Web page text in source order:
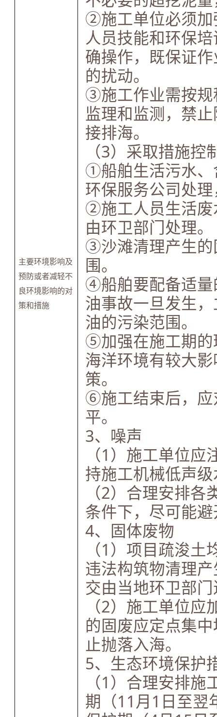
主要环境影响及
预防或者减轻不
良环境影响的对
策和措施
②施工单位必须加
人员技能和环保
确操作，既保证
的扰动。
③施工作业需按规
监理和监测，禁
接排海。
（3）采取措施控
①船舶生活污水、
环保服务公司处
②施工人员生活废
由环卫部门处理。
③沙滩清理产生的
围。
④船舶要配备适量
油事故一旦发生
油的污染范围。
⑤加强在施工期的
海洋环境有较大
策。
⑥施工结束后，应
平。
3、噪声
（1）施工单位
持施工机械低声
（2）合理安排
条件下，尽可能
4、固体废物
（1）项目疏浚
违法构筑物清理
交由当地环卫部
（2）施工单位
的固废应定点集
止抛落入海。
5、生态环境保护
（1）合理安排
期（11月1日至翌